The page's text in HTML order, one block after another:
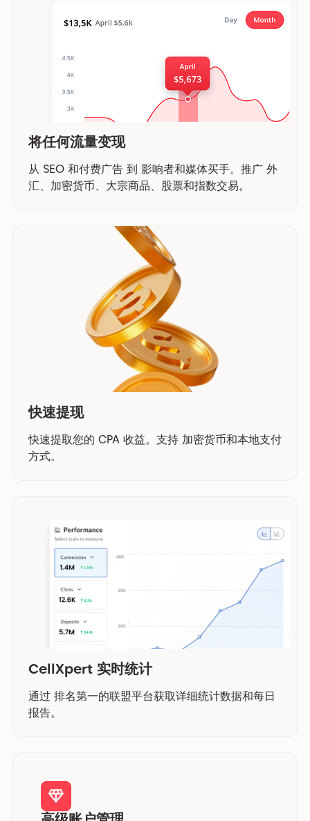
将任何流量变现
从 SEO 和付费广告 到 影响者和媒体买手。推广 外
汇、加密货币、大宗商品、股票和指数交易。
快速提现
快速提取您的 CPA 收益。支持 加密货币和本地支付
方式。
CellXpert 实时统计
通过 排名第一的联盟平台获取详细统计数据和每日
报告。